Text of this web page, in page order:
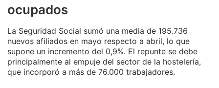
ocupados
La Seguridad Social sumó una media de 195.736
nuevos afiliados en mayo respecto a abril, lo que
supone un incremento del 0,9%. El repunte se debe
principalmente al empuje del sector de la hostelería,
que incorporó a más de 76.000 trabajadores.